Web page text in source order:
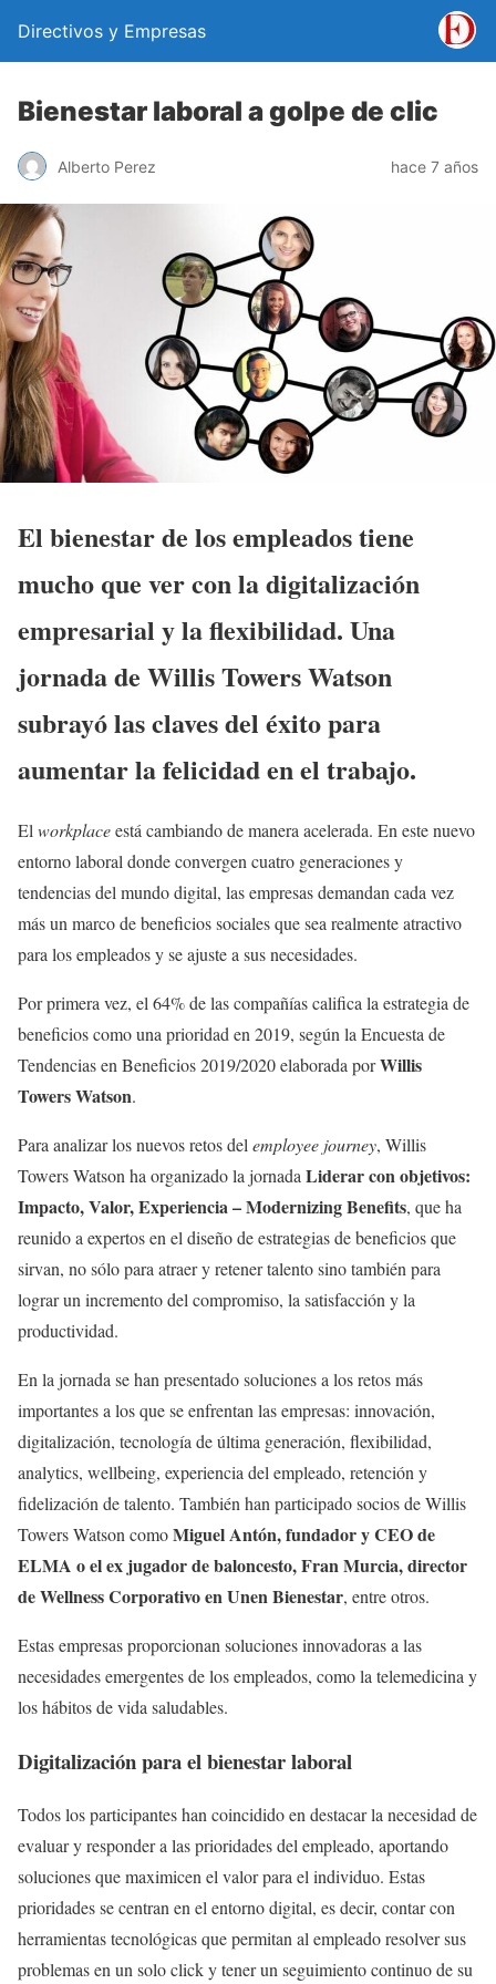
Directivos y Empresas
Bienestar laboral a golpe de clic
Alberto Perez hace 7 años
El bienestar de los empleados tiene
mucho que ver con la digitalización
empresarial y la flexibilidad. Una
jornada de Willis Towers Watson
subrayó las claves del éxito para
aumentar la felicidad en el trabajo.
El workplaceestá cambiando de manera acelerada. En este nuevo
entorno laboral donde convergen cuatro generaciones y
tendencias del mundo digital, las empresas demandan cada vez
más un marco de beneficios sociales que sea realmente atractivo
para los empleados y se ajuste a sus necesidades.
Por primera vez, el 64% de las compañías califica la estrategia de
beneficios como una prioridad en 2019, según la Encuesta de
Tendencias en Beneficios 2019/2020 elaborada porWillis
Towers Watson.
Para analizar los nuevos retos del employee journey, Willis
Towers Watson ha organizado la jornada Liderar con objetivos:
Impacto, Valor, Experiencia – Modernizing Benefits, que ha
reunido a expertos en el diseño de estrategias de beneficios que
sirvan, no sólo para atraer y retener talento sino también para
lograr un incremento del compromiso, la satisfacción y la
productividad.
En la jornada se han presentado soluciones a los retos más
importantes a los que se enfrentan las empresas: innovación,
digitalización, tecnología de última generación, flexibilidad,
analytics, wellbeing, experiencia del empleado, retención y
fidelización de talento. También han participado socios de Willis
Towers Watson comoMiguel Antón, fundador y CEO de
ELMA o el ex jugador de baloncesto, Fran Murcia, director
de Wellness Corporativo en Unen Bienestar, entre otros.
Estas empresas proporcionan soluciones innovadoras a las
necesidades emergentes de los empleados, como la telemedicina y
los hábitos de vida saludables.
Digitalización para el bienestar laboral
Todos los participantes han coincidido en destacar la necesidad de
evaluar y responder a las prioridades del empleado, aportando
soluciones que maximicen el valor para el individuo. Estas
prioridades se centran en el entorno digital, es decir, contar con
herramientas tecnológicas que permitan al empleado resolver sus
problemas en un solo click y tener un seguimiento continuo de su